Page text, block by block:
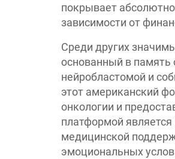
покрывает
зависимости от
Среди других
основанный в память
нейробластомой и
этот американский
онкологии и
платформой
медицинской
эмоциональных